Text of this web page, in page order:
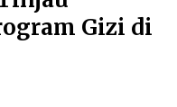
Gizi di